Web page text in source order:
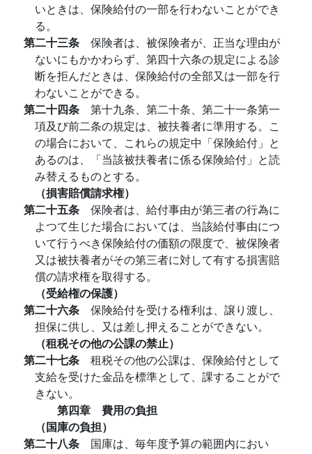
いときは、保険給付の一部を行わないことができ
る。
第二十三条 保険者は、被保険者が、正当な理由が
ないにもかかわらず、第四十六条の規定による診
断を拒んだときは、保険給付の全部又は一部を行
わないことができる。
第二十四条 第十九条、第二十条、第二十一条第一
項及び前二条の規定は、被扶養者に準用する。こ
の場合において、これらの規定中「保険給付」と
あるのは、「当該被扶養者に係る保険給付」と読
み替えるものとする。
（損害賠償請求権）
第二十五条 保険者は、給付事由が第三者の行為に
よつて生じた場合においては、当該給付事由につ
いて行うべき保険給付の価額の限度で、被保険者
又は被扶養者がその第三者に対して有する損害賠
償の請求権を取得する。
（受給権の保護）
第二十六条 保険給付を受ける権利は、譲り渡し、
担保に供し、又は差し押えることができない。
（租税その他の公課の禁止）
第二十七条 租税その他の公課は、保険給付として
支給を受けた金品を標準として、課することがで
きない。
第四章 費用の負担
（国庫の負担）
第二十八条 国庫は、毎年度予算の範囲内におい